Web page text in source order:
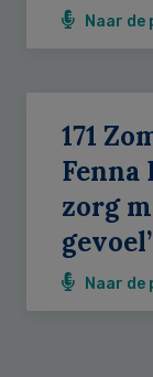
Naar de
171
Fenna
zorg
gevoel’
Naar de